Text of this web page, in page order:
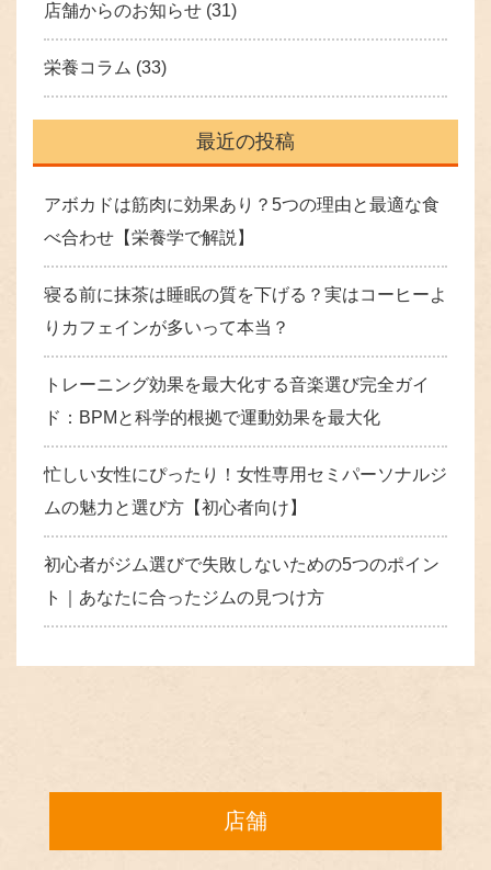
店舗からのお知らせ (31)
栄養コラム (33)
最近の投稿
アボカドは筋肉に効果あり？5つの理由と最適な食
べ合わせ【栄養学で解説】
寝る前に抹茶は睡眠の質を下げる？実はコーヒーよ
りカフェインが多いって本当？
トレーニング効果を最大化する音楽選び完全ガイ
ド：BPMと科学的根拠で運動効果を最大化
忙しい女性にぴったり！女性専用セミパーソナルジ
ムの魅力と選び方【初心者向け】
初心者がジム選びで失敗しないための5つのポイン
ト｜あなたに合ったジムの見つけ方
店舗